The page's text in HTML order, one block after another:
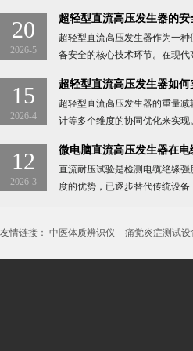
20
2026-5
超轻型直流高压发生器的
超轻型直流高压发生器作为一
备安全的核心技术环节。在现
15
2026-4
超轻型直流高压发生器如何
超轻型直流高压发生器的重量
计等多个维度的协同优化来实
12
2026-3
微电脑直流高压发生器在电
直流耐压试验是检测电缆绝缘
度的优势，已逐步替代传统设
友情链接： 中医体质辨识仪 痛觉炎症测试设